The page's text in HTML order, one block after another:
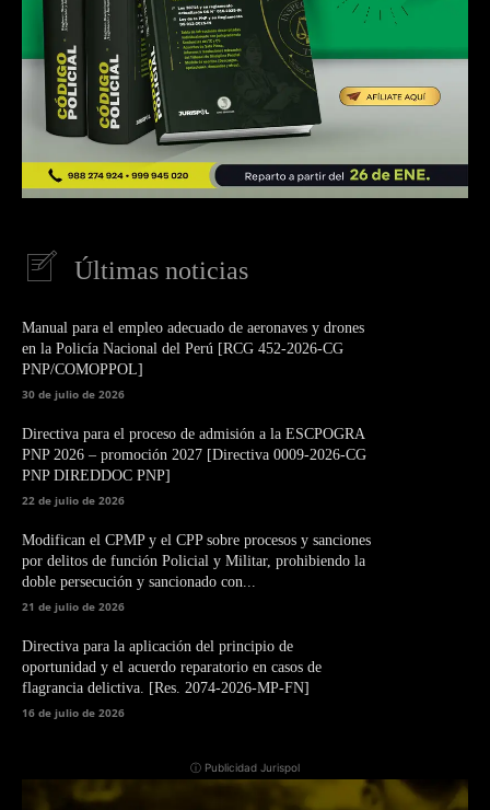
Últimas noticias
Manual para el empleo adecuado de aeronaves y drones
en la Policía Nacional del Perú [RCG 452-2026-CG
PNP/COMOPPOL]
30 de julio de 2026
Directiva para el proceso de admisión a la ESCPOGRA
PNP 2026 – promoción 2027 [Directiva 0009-2026-CG
PNP DIREDDOC PNP]
22 de julio de 2026
Modifican el CPMP y el CPP sobre procesos y sanciones
por delitos de función Policial y Militar, prohibiendo la
doble persecución y sancionado con...
21 de julio de 2026
Directiva para la aplicación del principio de
oportunidad y el acuerdo reparatorio en casos de
flagrancia delictiva. [Res. 2074-2026-MP-FN]
16 de julio de 2026
ⓘ Publicidad Jurispol